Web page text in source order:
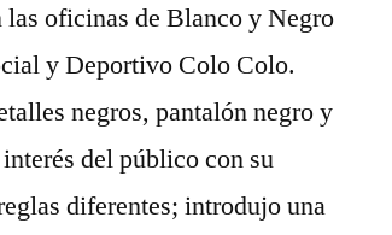
oficinas de Blanco y Negro
y Deportivo Colo Colo.
negros, pantalón negro y
del público con su
diferentes; introdujo una